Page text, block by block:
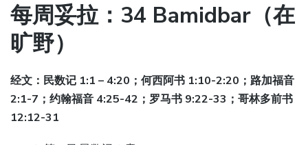
每周妥拉：34 Bamidbar（在
旷野）
经文：民数记 1:1 – 4:20；何西阿书 1:10-2:20；路加福音
2:1-7；约翰福音 4:25-42；罗马书 9:22-33；哥林多前书
12:12-31